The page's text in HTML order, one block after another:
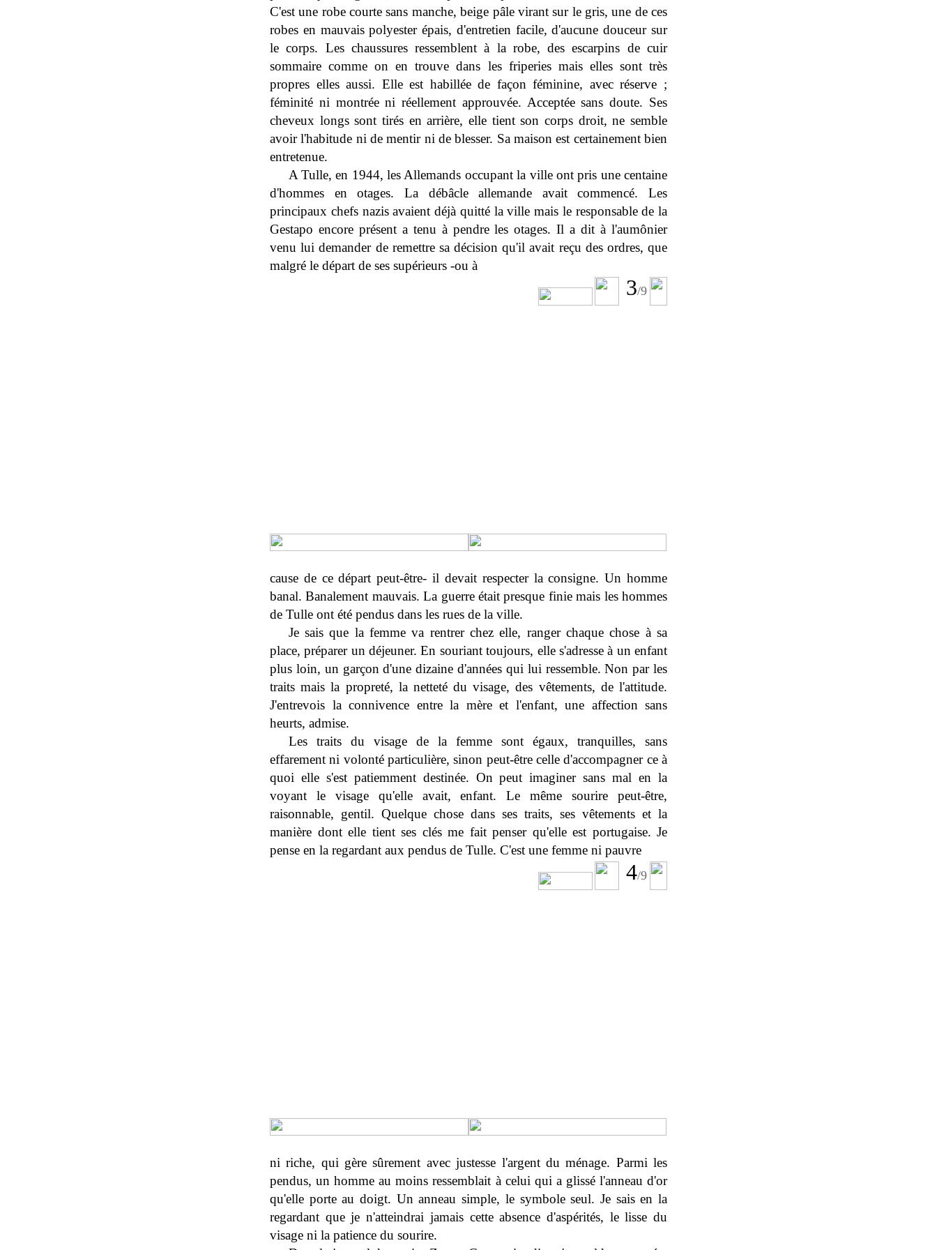
C'est une robe courte sans manche, beige pâle virant sur le gris, une de ces
robes en mauvais polyester épais, d'entretien facile, d'aucune douceur sur
le corps. Les chaussures ressemblent à la robe, des escarpins de cuir
sommaire comme on en trouve dans les friperies mais elles sont très
propres elles aussi. Elle est habillée de façon féminine, avec réserve ;
féminité ni montrée ni réellement approuvée. Acceptée sans doute. Ses
cheveux longs sont tirés en arrière, elle tient son corps droit, ne semble
avoir l'habitude ni de mentir ni de blesser. Sa maison est certainement bien
entretenue.
A Tulle, en 1944, les Allemands occupant la ville ont pris une centaine
d'hommes en otages. La débâcle allemande avait commencé. Les
principaux chefs nazis avaient déjà quitté la ville mais le responsable de la
Gestapo encore présent a tenu à pendre les otages. Il a dit à l'aumônier
venu lui demander de remettre sa décision qu'il avait reçu des ordres, que
malgré le départ de ses supérieurs -ou à
3/9
cause de ce départ peut-être- il devait respecter la consigne. Un homme
banal. Banalement mauvais. La guerre était presque finie mais les hommes
de Tulle ont été pendus dans les rues de la ville.
Je sais que la femme va rentrer chez elle, ranger chaque chose à sa
place, préparer un déjeuner. En souriant toujours, elle s'adresse à un enfant
plus loin, un garçon d'une dizaine d'années qui lui ressemble. Non par les
traits mais la propreté, la netteté du visage, des vêtements, de l'attitude.
J'entrevois la connivence entre la mère et l'enfant, une affection sans
heurts, admise.
Les traits du visage de la femme sont égaux, tranquilles, sans
effarement ni volonté particulière, sinon peut-être celle d'accompagner ce à
quoi elle s'est patiemment destinée. On peut imaginer sans mal en la
voyant le visage qu'elle avait, enfant. Le même sourire peut-être,
raisonnable, gentil. Quelque chose dans ses traits, ses vêtements et la
manière dont elle tient ses clés me fait penser qu'elle est portugaise. Je
pense en la regardant aux pendus de Tulle. C'est une femme ni pauvre
4/9
ni riche, qui gère sûrement avec justesse l'argent du ménage. Parmi les
pendus, un homme au moins ressemblait à celui qui a glissé l'anneau d'or
qu'elle porte au doigt. Un anneau simple, le symbole seul. Je sais en la
regardant que je n'atteindrai jamais cette absence d'aspérités, le lisse du
visage ni la patience du sourire.